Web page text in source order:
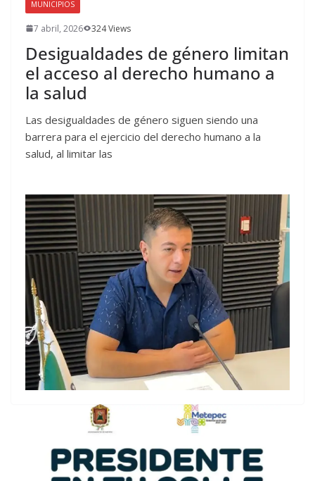
MUNICIPIOS
7 abril, 2026 324 Views
Desigualdades de género limitan
el acceso al derecho humano a
la salud
Las desigualdades de género siguen siendo una
barrera para el ejercicio del derecho humano a la
salud, al limitar las